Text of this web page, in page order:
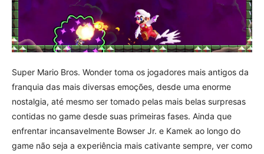
Super Mario Bros. Wonder toma os jogadores mais antigos da
franquia das mais diversas emoções, desde uma enorme
nostalgia, até mesmo ser tomado pelas mais belas surpresas
contidas no game desde suas primeiras fases. Ainda que
enfrentar incansavelmente Bowser Jr. e Kamek ao longo do
game não seja a experiência mais cativante sempre, ver como